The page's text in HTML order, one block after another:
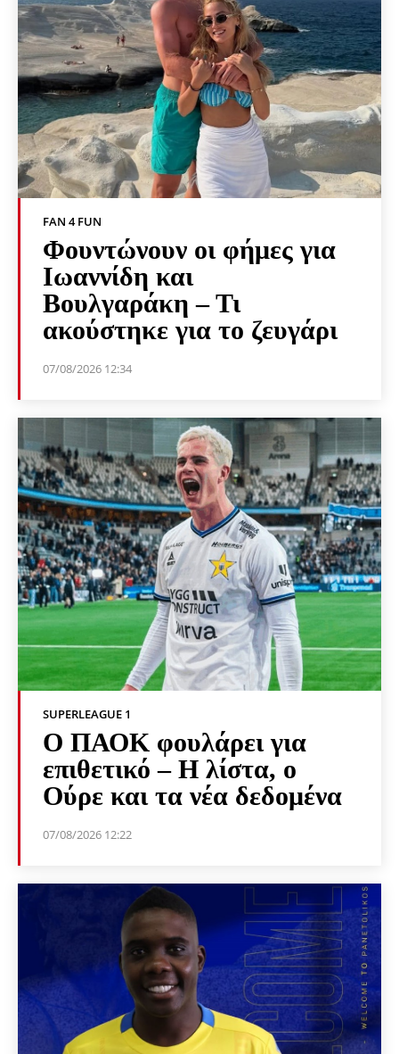
FAN 4 FUN
Φουντώνουν οι φήμες για
Ιωαννίδη και
Βουλγαράκη – Τι
ακούστηκε για το ζευγάρι
07/08/2026 12:34
SUPERLEAGUE 1
Ο ΠΑΟΚ φουλάρει για
επιθετικό – Η λίστα, ο
Ούρε και τα νέα δεδομένα
07/08/2026 12:22